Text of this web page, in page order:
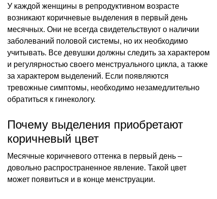
У каждой женщины в репродуктивном возрасте
возникают коричневые выделения в первый день
месячных. Они не всегда свидетельствуют о наличии
заболеваний половой системы, но их необходимо
учитывать. Все девушки должны следить за характером
и регулярностью своего менструального цикла, а также
за характером выделений. Если появляются
тревожные симптомы, необходимо незамедлительно
обратиться к гинекологу.
Почему выделения приобретают
коричневый цвет
Месячные коричневого оттенка в первый день –
довольно распространенное явление. Такой цвет
может появиться и в конце менструации.